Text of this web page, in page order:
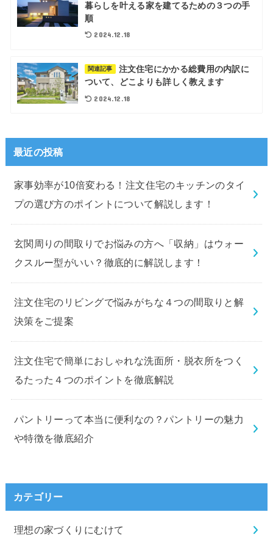
暮らしを叶える家を建てるための３つの手
順
2024.12.18
関連記事
注文住宅にかかる総費用の内訳に
ついて、どこよりも詳しく教えます
2024.12.18
最近の投稿
家事効率が10倍変わる！注文住宅のキッチンのタイ
プの選び方のポイントについて解説します！
玄関周りの間取りでお悩みの方へ「収納」はウォー
クスルー型がいい？徹底的に解説します！
注文住宅のリビングで悩みがちな４つの間取りと解
決策をご提案
注文住宅で簡単におしゃれな洗面所・脱衣所をつく
るたった４つのポイントを徹底解説
パントリーって本当に便利なの？パントリーの魅力
や特徴を徹底紹介
カテゴリー
理想の家づくりにむけて